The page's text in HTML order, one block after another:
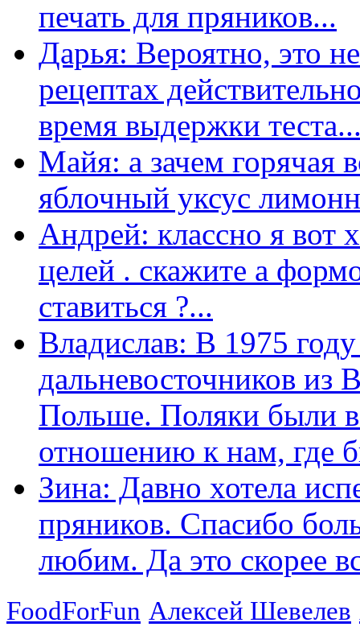
печать для пряников...
Дарья: Вероятно, это
рецептах
время выдержки
Майя: а зачем горячая
яблочный уксус
Андрей: классно я вот
целей . скажите а
ставиться ?...
Владислав: В 1975
дальневосточников из
Польше. Поляки были
отношению к нам, где
Зина: Давно хотела
пряников. Спасибо
любим. Да это скорее
FoodForFun Алексей Шевелев